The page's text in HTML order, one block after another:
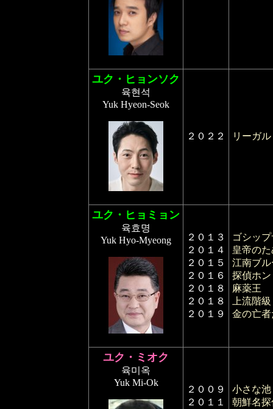
ユク・ヒョンソク
육현석
Yuk Hyeon-Seok
２０２２ リーガ
ユク・ヒョミョン
육효명
Yuk Hyo-Myeong
２０１３
２０１４
２０１５
２０１６
２０１８
２０１８
２０１９
ゴシッ
皇帝の
江南ブ
探偵ホ
麻薬王
上流階級
金の亡
ユク・ミオク
육미옥
Yuk Mi-Ok
２００９
２０１１
小さな池
朝鮮名